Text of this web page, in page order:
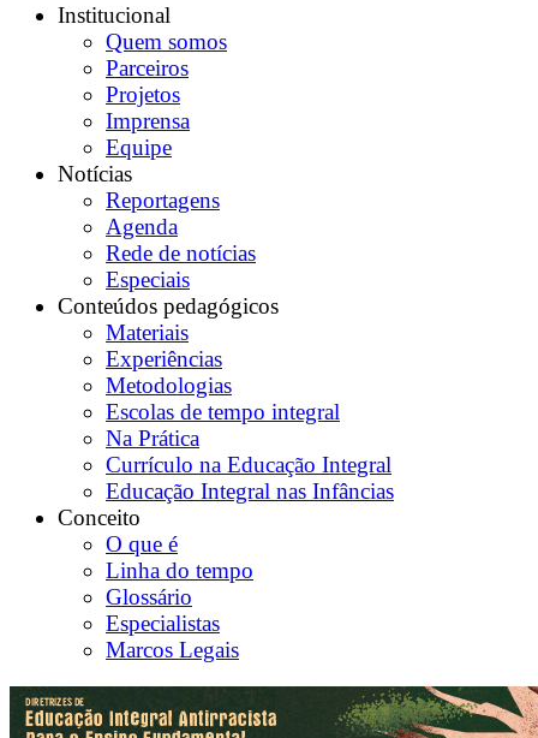
Institucional
Quem somos
Parceiros
Projetos
Imprensa
Equipe
Notícias
Reportagens
Agenda
Rede de notícias
Especiais
Conteúdos pedagógicos
Materiais
Experiências
Metodologias
Escolas de tempo integral
Na Prática
Currículo na Educação Integral
Educação Integral nas Infâncias
Conceito
O que é
Linha do tempo
Glossário
Especialistas
Marcos Legais